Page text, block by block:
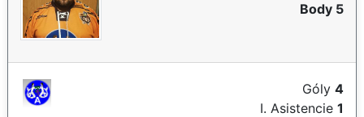
Body 5
Góly 4
I. Asistencie 1